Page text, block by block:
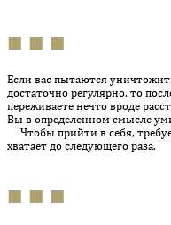
■ ■ ■
Если вас пытаются
достаточно регулярно, то
переживаете нечто вроде
Вы в определенном смысле
Чтобы прийти в себя,
хватает до следующего раза.
■ ■ ■